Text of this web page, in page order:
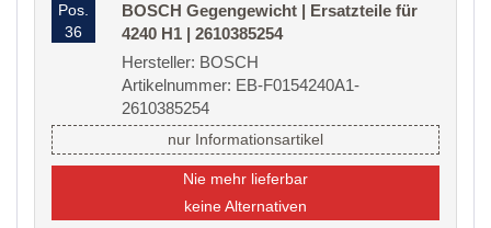
Pos.
36
BOSCH Gegengewicht | Ersatzteile für
4240 H1 | 2610385254
Hersteller: BOSCH
Artikelnummer: EB-F0154240A1-
2610385254
nur Informationsartikel
Nie mehr lieferbar
keine Alternativen